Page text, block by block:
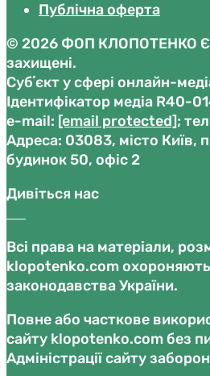
Публічна оферта
© 2026 ФОП КЛОПОТЕНКО Є.
захищені.
Субʼєкт у сфері онлайн-
Ідентифікатор медіа R40-
е-mail: [email protected];
Адреса: 03083, місто Київ,
будинок 50, офіс 2
Дивіться нас
Всі права на матеріали,
klopotenko.com
законодавства України.
Повне або часткове
сайту klopotenko.com без
Адміністрації сайту